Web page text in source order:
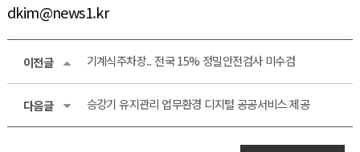
dkim@news1.kr
이전글 기계식주차장.. 전국 15% 정밀안전검사 미수검
다음글 승강기 유지관리 업무환경 디지털 공공서비스 제공